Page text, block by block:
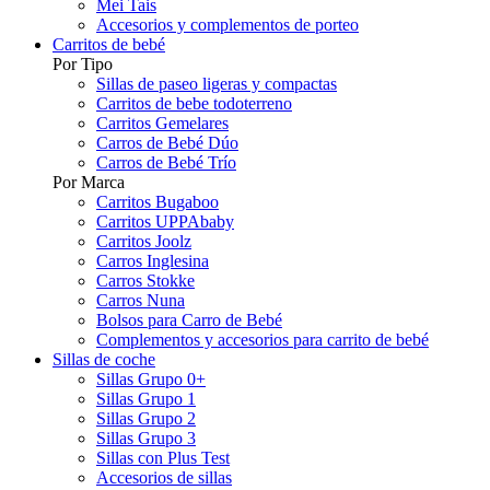
Mei Tais
Accesorios y complementos de porteo
Carritos de bebé
Por Tipo
Sillas de paseo ligeras y compactas
Carritos de bebe todoterreno
Carritos Gemelares
Carros de Bebé Dúo
Carros de Bebé Trío
Por Marca
Carritos Bugaboo
Carritos UPPAbaby
Carritos Joolz
Carros Inglesina
Carros Stokke
Carros Nuna
Bolsos para Carro de Bebé
Complementos y accesorios para carrito de bebé
Sillas de coche
Sillas Grupo 0+
Sillas Grupo 1
Sillas Grupo 2
Sillas Grupo 3
Sillas con Plus Test
Accesorios de sillas